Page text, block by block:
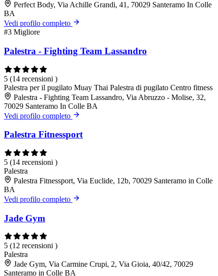
Perfect Body, Via Achille Grandi, 41, 70029 Santeramo In Colle
BA
Vedi profilo completo
#3 Migliore
Palestra - Fighting Team Lassandro
5 (14 recensioni )
Palestra per il pugilato Muay Thai Palestra di pugilato Centro fitness
Palestra - Fighting Team Lassandro, Via Abruzzo - Molise, 32,
70029 Santeramo In Colle BA
Vedi profilo completo
Palestra Fitnessport
5 (14 recensioni )
Palestra
Palestra Fitnessport, Via Euclide, 12b, 70029 Santeramo in Colle
BA
Vedi profilo completo
Jade Gym
5 (12 recensioni )
Palestra
Jade Gym, Via Carmine Crupi, 2, Via Gioia, 40/42, 70029
Santeramo in Colle BA